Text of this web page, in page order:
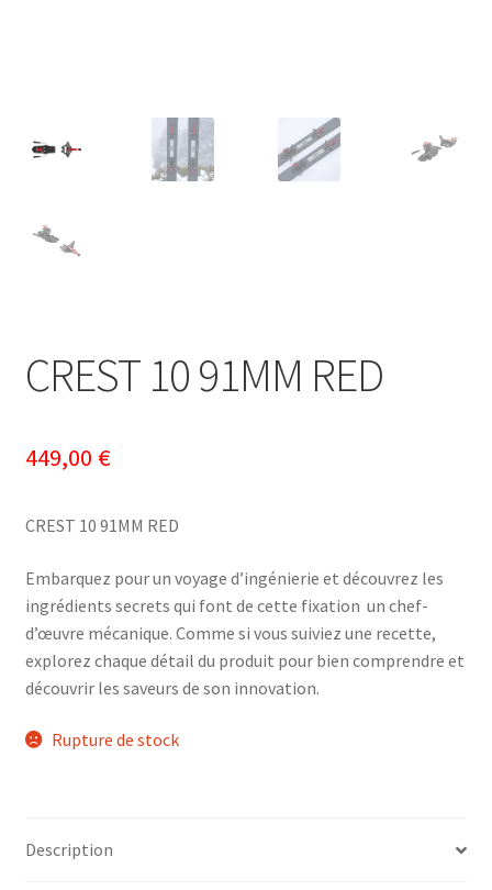
CREST 10 91MM RED
449,00 €
CREST 10 91MM RED
Embarquez pour un voyage d’ingénierie et découvrez les
ingrédients secrets qui font de cette fixation un chef-
d’œuvre mécanique. Comme si vous suiviez une recette,
explorez chaque détail du produit pour bien comprendre et
découvrir les saveurs de son innovation.
Rupture de stock
Description